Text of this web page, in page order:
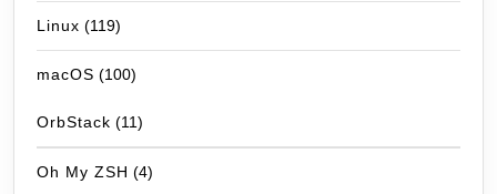
Linux (119)
macOS (100)
OrbStack (11)
Oh My ZSH (4)